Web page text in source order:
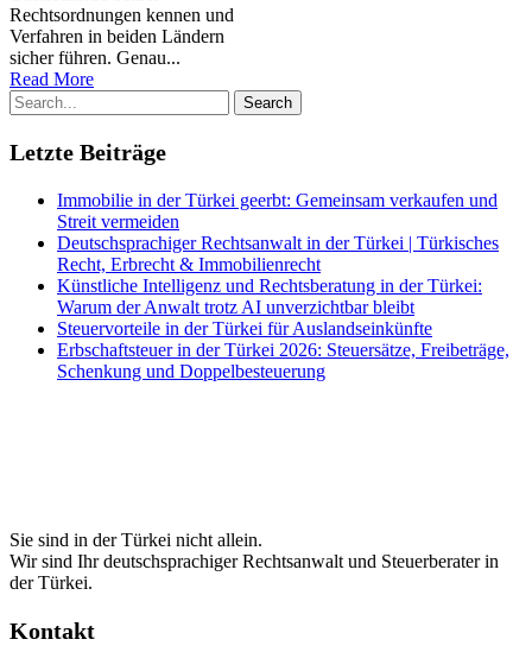
Rechtsordnungen kennen und
Verfahren in beiden Ländern
sicher führen. Genau...
Read More
Letzte Beiträge
Immobilie in der Türkei geerbt: Gemeinsam verkaufen und
Streit vermeiden
Deutschsprachiger Rechtsanwalt in der Türkei | Türkisches
Recht, Erbrecht & Immobilienrecht
Künstliche Intelligenz und Rechtsberatung in der Türkei:
Warum der Anwalt trotz AI unverzichtbar bleibt
Steuervorteile in der Türkei für Auslandseinkünfte
Erbschaftsteuer in der Türkei 2026: Steuersätze, Freibeträge,
Schenkung und Doppelbesteuerung
Sie sind in der Türkei nicht allein.
Wir sind Ihr deutschsprachiger Rechtsanwalt und Steuerberater in
der Türkei.
Kontakt